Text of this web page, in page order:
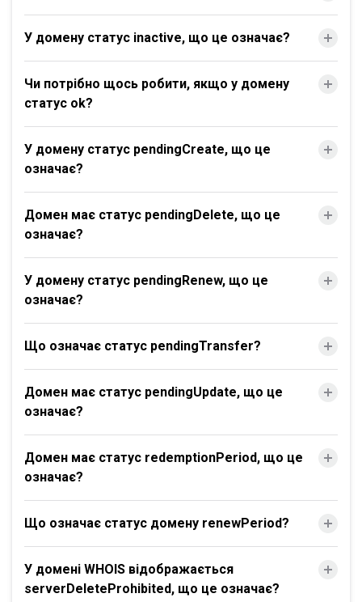
У домену статус inactive, що це означає?
Чи потрібно щось робити, якщо у домену
статус ok?
У домену статус pendingCreate, що це
означає?
Домен має статус pendingDelete, що це
означає?
У домену статус pendingRenew, що це
означає?
Що означає статус pendingTransfer?
Домен має статус pendingUpdate, що це
означає?
Домен має статус redemptionPeriod, що це
означає?
Що означає статус домену renewPeriod?
У домені WHOIS відображається
serverDeleteProhibited, що це означає?